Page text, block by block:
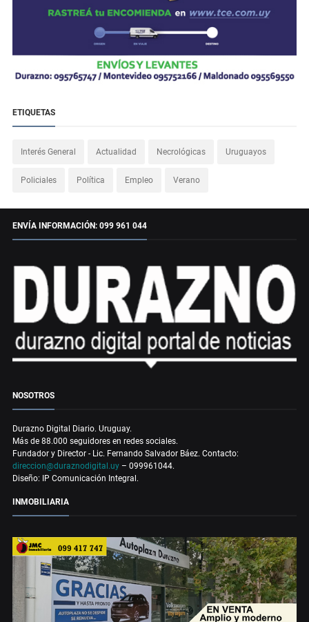
ETIQUETAS
Interés General Actualidad Necrológicas Uruguayos
Policiales Política Empleo Verano
ENVÍA INFORMACIÓN: 099 961 044
NOSOTROS
Durazno Digital Diario. Uruguay.
Más de 88.000 seguidores en redes sociales.
Fundador y Director - Lic. Fernando Salvador Báez. Contacto:
direccion@duraznodigital.uy – 099961044.
Diseño: IP Comunicación Integral.
INMOBILIARIA